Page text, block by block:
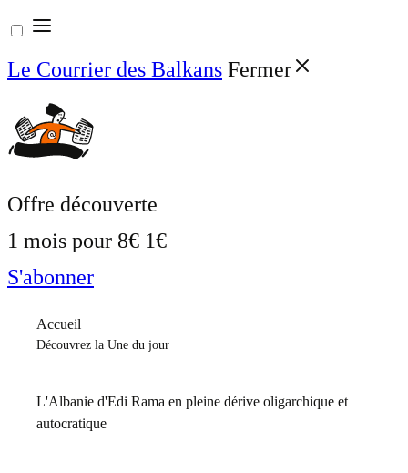
Aller
au
contenu
Le Courrier des Balkans Fermer
Offre découverte
1 mois pour 8€ 1€
S'abonner
Accueil
Découvrez la Une du jour
L'Albanie d'Edi Rama en pleine dérive oligarchique et
autocratique